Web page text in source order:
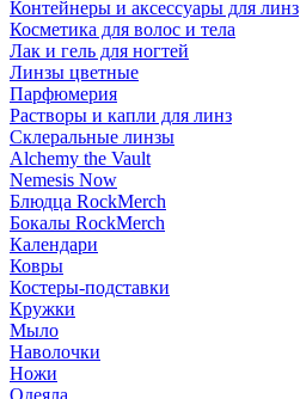
Контейнеры и аксессуары для линз
Косметика для волос и тела
Лак и гель для ногтей
Линзы цветные
Парфюмерия
Растворы и капли для линз
Склеральные линзы
Alchemy the Vault
Nemesis Now
Блюдца RockMerch
Бокалы RockMerch
Календари
Ковры
Костеры-подставки
Кружки
Мыло
Наволочки
Ножи
Одеяла